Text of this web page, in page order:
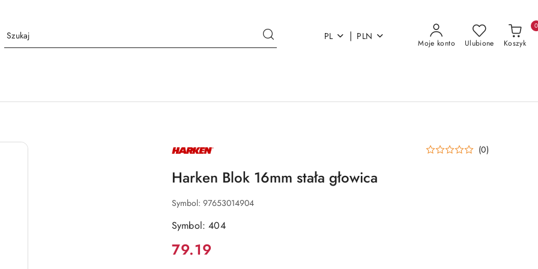
PL | PLN
Moje konto Ulubione Koszyk
0
NAZWA
PRODUCENTA: (0)
Harken Blok 16mm stała głowica
Symbol: 97653014904
Symbol: 404
Cena:
79.19